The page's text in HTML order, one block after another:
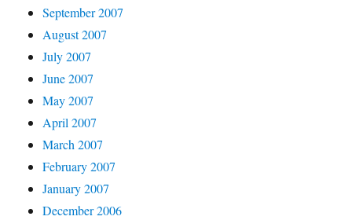
September 2007
August 2007
July 2007
June 2007
May 2007
April 2007
March 2007
February 2007
January 2007
December 2006